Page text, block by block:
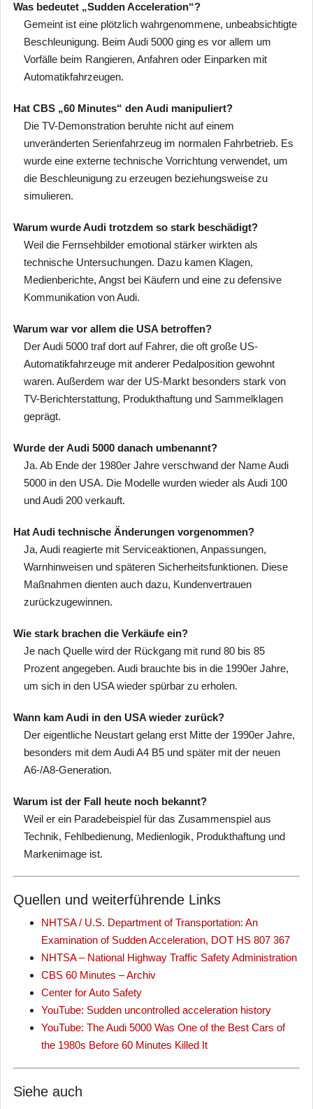
Was bedeutet „Sudden Acceleration“?
Gemeint ist eine plötzlich wahrgenommene, unbeabsichtigte
Beschleunigung. Beim Audi 5000 ging es vor allem um
Vorfälle beim Rangieren, Anfahren oder Einparken mit
Automatikfahrzeugen.
Hat CBS „60 Minutes“ den Audi manipuliert?
Die TV-Demonstration beruhte nicht auf einem
unveränderten Serienfahrzeug im normalen Fahrbetrieb. Es
wurde eine externe technische Vorrichtung verwendet, um
die Beschleunigung zu erzeugen beziehungsweise zu
simulieren.
Warum wurde Audi trotzdem so stark beschädigt?
Weil die Fernsehbilder emotional stärker wirkten als
technische Untersuchungen. Dazu kamen Klagen,
Medienberichte, Angst bei Käufern und eine zu defensive
Kommunikation von Audi.
Warum war vor allem die USA betroffen?
Der Audi 5000 traf dort auf Fahrer, die oft große US-
Automatikfahrzeuge mit anderer Pedalposition gewohnt
waren. Außerdem war der US-Markt besonders stark von
TV-Berichterstattung, Produkthaftung und Sammelklagen
geprägt.
Wurde der Audi 5000 danach umbenannt?
Ja. Ab Ende der 1980er Jahre verschwand der Name Audi
5000 in den USA. Die Modelle wurden wieder als Audi 100
und Audi 200 verkauft.
Hat Audi technische Änderungen vorgenommen?
Ja, Audi reagierte mit Serviceaktionen, Anpassungen,
Warnhinweisen und späteren Sicherheitsfunktionen. Diese
Maßnahmen dienten auch dazu, Kundenvertrauen
zurückzugewinnen.
Wie stark brachen die Verkäufe ein?
Je nach Quelle wird der Rückgang mit rund 80 bis 85
Prozent angegeben. Audi brauchte bis in die 1990er Jahre,
um sich in den USA wieder spürbar zu erholen.
Wann kam Audi in den USA wieder zurück?
Der eigentliche Neustart gelang erst Mitte der 1990er Jahre,
besonders mit dem Audi A4 B5 und später mit der neuen
A6-/A8-Generation.
Warum ist der Fall heute noch bekannt?
Weil er ein Paradebeispiel für das Zusammenspiel aus
Technik, Fehlbedienung, Medienlogik, Produkthaftung und
Markenimage ist.
Quellen und weiterführende Links
NHTSA / U.S. Department of Transportation: An
Examination of Sudden Acceleration, DOT HS 807 367
NHTSA – National Highway Traffic Safety Administration
CBS 60 Minutes – Archiv
Center for Auto Safety
YouTube: Sudden uncontrolled acceleration history
YouTube: The Audi 5000 Was One of the Best Cars of
the 1980s Before 60 Minutes Killed It
Siehe auch